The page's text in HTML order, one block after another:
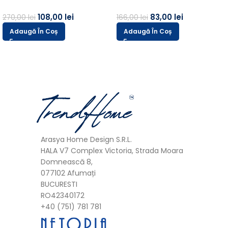
270,00lei 108,00 lei
Adaugă În Coș
166,00lei 83,00 lei
Adaugă În Coș
Arasya Home Design S.R.L.
HALA V7 Complex Victoria, Strada Moara
Domnească 8,
077102 Afumați
BUCURESTI
RO42340172
+40 (751) 781 781